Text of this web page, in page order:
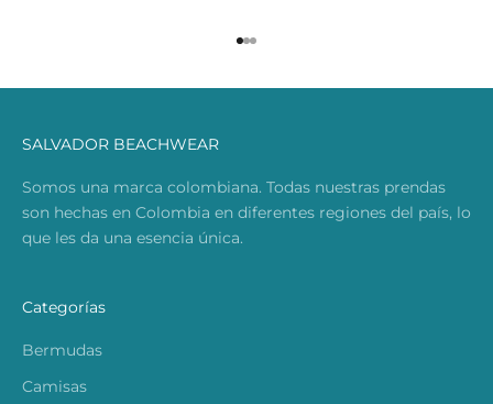
Ir al artículo 1
Ir al artículo 2
Ir al artículo 3
SALVADOR BEACHWEAR
Somos una marca colombiana. Todas nuestras prendas
son hechas en Colombia en diferentes regiones del país, lo
que les da una esencia única.
Categorías
Bermudas
Camisas